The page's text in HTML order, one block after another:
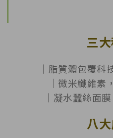
三
｜脂質體包覆科
｜微米纖維素
｜凝水蠶絲面
八